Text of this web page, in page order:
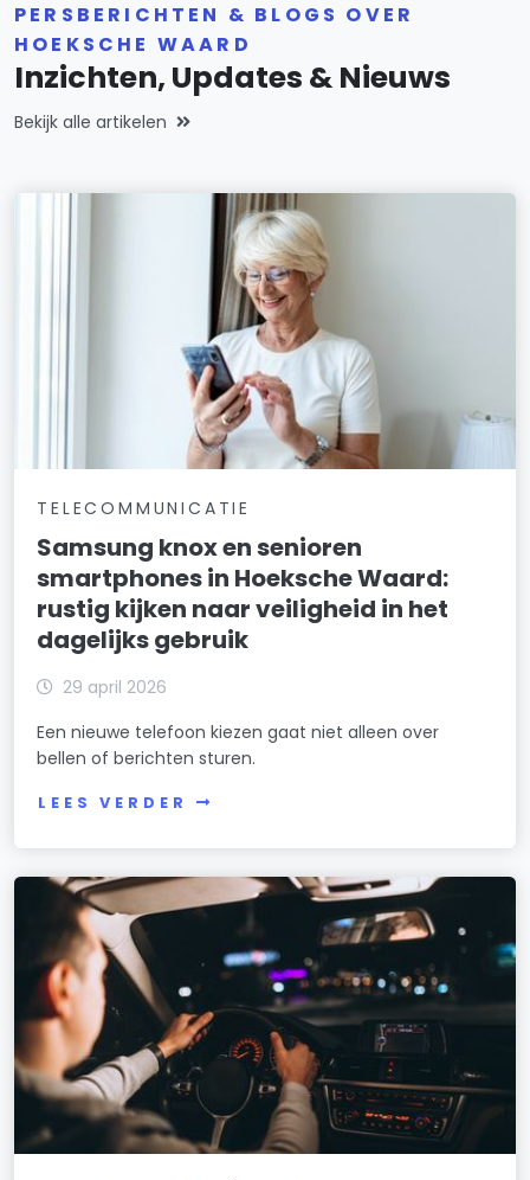
PERSBERICHTEN & BLOGS OVER
HOEKSCHE WAARD
Inzichten, Updates & Nieuws
Bekijk alle artikelen
TELECOMMUNICATIE
Samsung knox en senioren
smartphones in Hoeksche Waard:
rustig kijken naar veiligheid in het
dagelijks gebruik
29 april 2026
Een nieuwe telefoon kiezen gaat niet alleen over
bellen of berichten sturen.
LEES VERDER